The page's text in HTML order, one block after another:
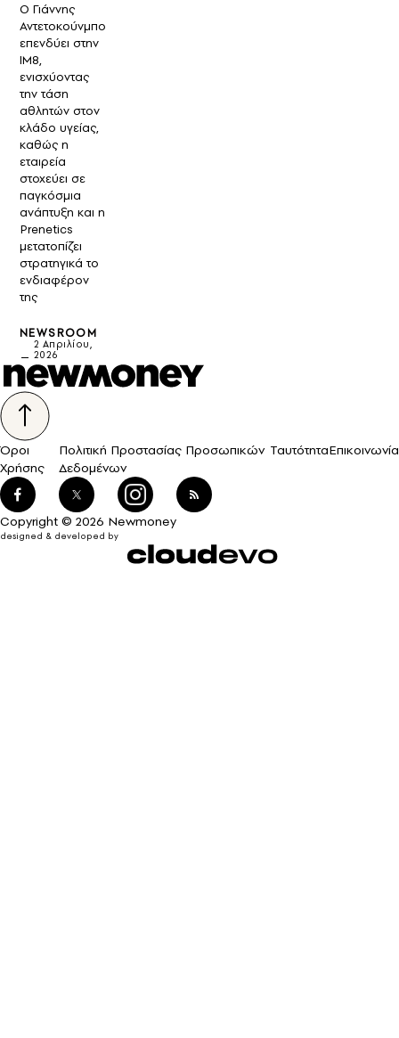
Ο Γιάννης
Αντετοκούνμπο
επενδύει στην
IM8,
ενισχύοντας
την τάση
αθλητών στον
κλάδο υγείας,
καθώς η
εταιρεία
στοχεύει σε
παγκόσμια
ανάπτυξη και η
Prenetics
μετατοπίζει
στρατηγικά το
ενδιαφέρον
της
NEWSROOM
2 Απριλίου,
2026
Όροι
Χρήσης
Πολιτική Προστασίας Προσωπικών
Δεδομένων
ΤαυτότηταΕπικοινωνία
Copyright © 2026 Newmoney
designed & developed by